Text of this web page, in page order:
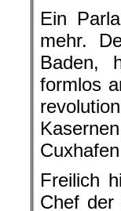
Ein
mehr.
Baden,
formlos
Freilich
Chef der